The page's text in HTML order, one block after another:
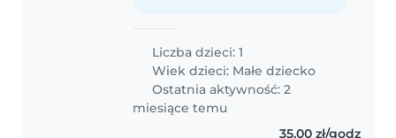
Liczba dzieci: 1
Wiek dzieci: Małe dziecko
Ostatnia aktywność: 2
miesiące temu
35,00 zł/godz